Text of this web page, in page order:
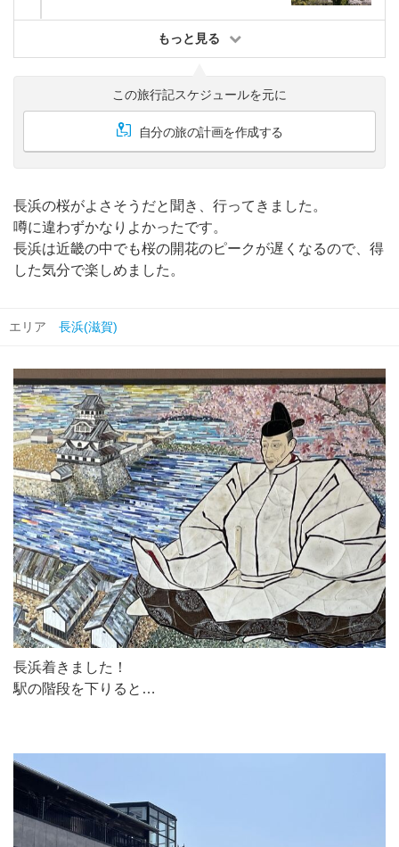
もっと見る
この旅行記スケジュールを元に
自分の旅の計画を作成する
長浜の桜がよさそうだと聞き、行ってきました。
噂に違わずかなりよかったです。
長浜は近畿の中でも桜の開花のピークが遅くなるので、得
した気分で楽しめました。
エリア 長浜(滋賀)
長浜着きました！
駅の階段を下りると…